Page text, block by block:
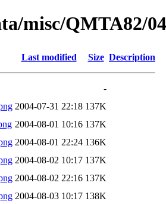
misc/QMTA82/
Last modified Size Description
-
2004-07-31 22:18 137K
2004-08-01 10:16 137K
2004-08-01 22:24 136K
2004-08-02 10:17 137K
2004-08-02 22:16 137K
2004-08-03 10:17 138K